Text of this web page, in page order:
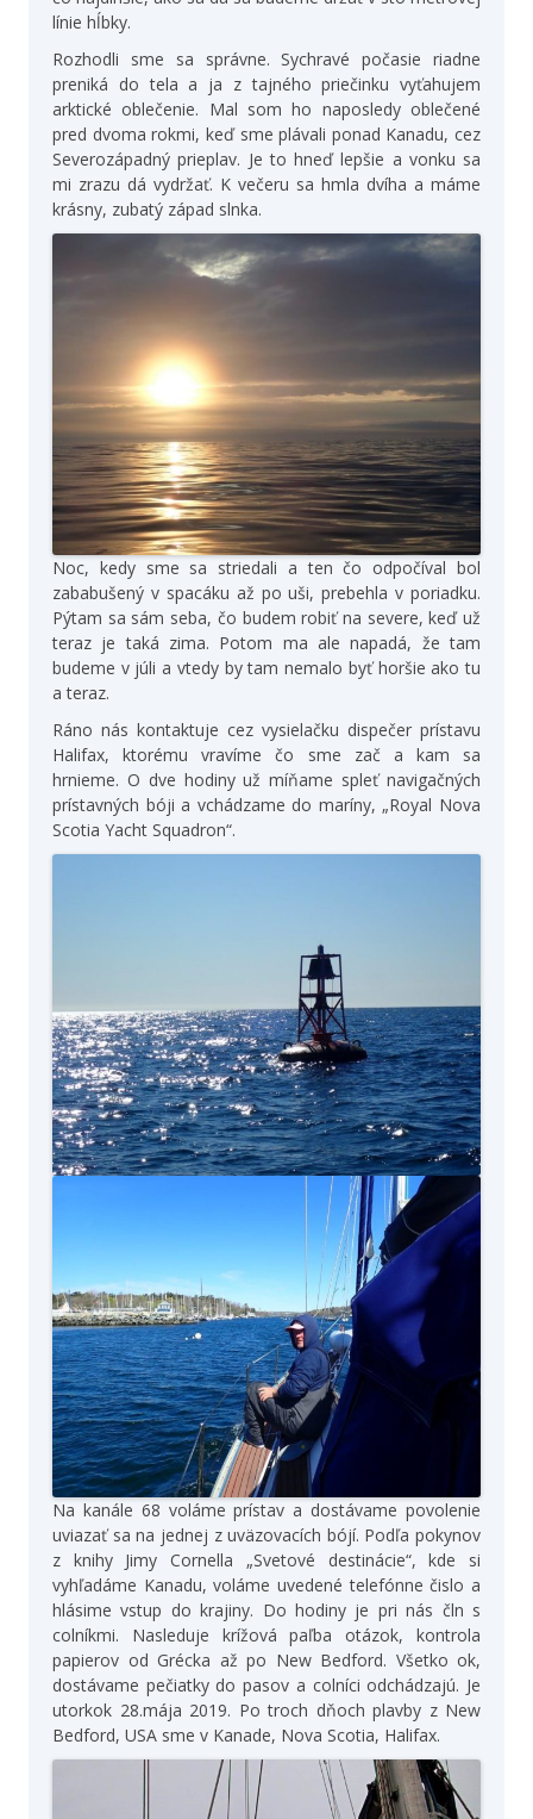
línie hĺbky.
Rozhodli sme sa správne. Sychravé počasie riadne
preniká do tela a ja z tajného priečinku vyťahujem
arktické oblečenie. Mal som ho naposledy oblečené
pred dvoma rokmi, keď sme plávali ponad Kanadu, cez
Severozápadný prieplav. Je to hneď lepšie a vonku sa
mi zrazu dá vydržať. K večeru sa hmla dvíha a máme
krásny, zubatý západ slnka.
Noc, kedy sme sa striedali a ten čo odpočíval bol
zababušený v spacáku až po uši, prebehla v poriadku.
Pýtam sa sám seba, čo budem robiť na severe, keď už
teraz je taká zima. Potom ma ale napadá, že tam
budeme v júli a vtedy by tam nemalo byť horšie ako tu
a teraz.
Ráno nás kontaktuje cez vysielačku dispečer prístavu
Halifax, ktorému vravíme čo sme zač a kam sa
hrnieme. O dve hodiny už míňame spleť navigačných
prístavných bóji a vchádzame do maríny, „Royal Nova
Scotia Yacht Squadron“.
Na kanále 68 voláme prístav a dostávame povolenie
uviazať sa na jednej z uväzovacích bójí. Podľa pokynov
z knihy Jimy Cornella „Svetové destinácie“, kde si
vyhľadáme Kanadu, voláme uvedené telefónne čislo a
hlásime vstup do krajiny. Do hodiny je pri nás čln s
colníkmi. Nasleduje krížová paľba otázok, kontrola
papierov od Grécka až po New Bedford. Všetko ok,
dostávame pečiatky do pasov a colníci odchádzajú. Je
utorkok 28.mája 2019. Po troch dňoch plavby z New
Bedford, USA sme v Kanade, Nova Scotia, Halifax.